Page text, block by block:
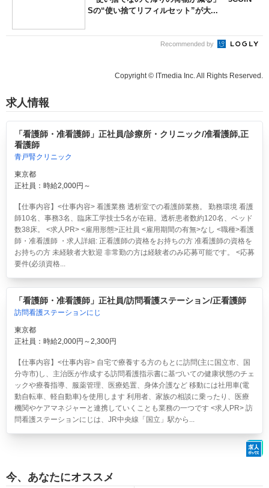
Sの“使い捨てリフィルセット”が大...
Recommended by
Copyright © ITmedia Inc. All Rights Reserved.
求人情報
「看護師・准看護師」正社員/診療所・クリニック/准看護師,正
看護師
青戸腎クリニック
東京都
正社員：時給2,000円～
【仕事内容】<仕事内容> 看護業務 透析室での看護師業務。 勤務環境 看護
師10名、事務3名、臨床工学技士5名が在籍。透析患者数約120名、ベッド
数38床。 <求人PR> <雇用形態>正社員 <雇用期間の有無>なし <職種>看護
師・准看護師 ・求人詳細: 正看護師の資格をお持ちの方 准看護師の資格を
お持ちの方 未経験者大歓迎 非常勤の方は経験者のみ応募可能です。 <応募
要件(必須資格...
「看護師・准看護師」正社員/訪問看護ステーション/正看護師
訪問看護ステーションにじ
東京都
正社員：時給2,000円～2,300円
【仕事内容】<仕事内容> 自宅で療養する方のもとに訪問(主に国立市、国
分寺市)し、主治医が作成する訪問看護指示書に基づいての健康状態のチェ
ックや療養指導、服薬管理、医療処置、身体介護など 移動には社用車(電
動自転車、軽自動車)を使用します 利用者、家族の相談に乗ったり、医療
機関やケアマネジャーと連携していくことも業務の一つです <求人PR> 訪
問看護ステーションにじは、JR中央線「国立」駅から...
今、あなたにオススメ